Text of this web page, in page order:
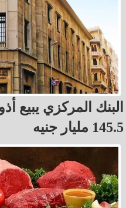
البنك المركزي يبيع
145.5 مليار جنيه